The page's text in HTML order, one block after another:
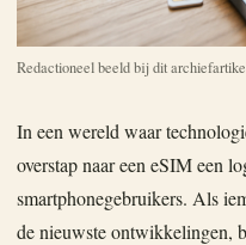
Redactioneel beeld bij dit
In een wereld waar
overstap naar een eSIM een
smartphonegebruikers. Als
de nieuwste ontwikkelingen,